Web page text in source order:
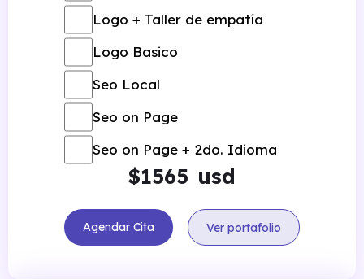
Panel de administración
Wordpress
certificado
Logo + Taller de empatía
Logo Basico
Seo Local
Seo on Page
Seo on Page + 2do. Idioma
$ usd
Agendar Cita Ver portafolio